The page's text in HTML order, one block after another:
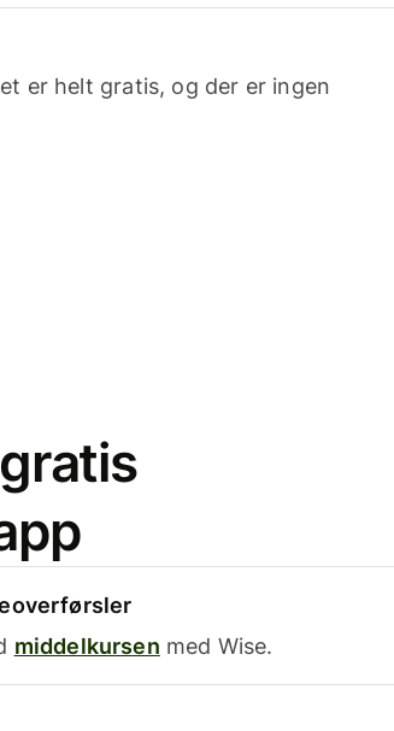
er helt gratis, og der er ingen
middelkursen med Wise.